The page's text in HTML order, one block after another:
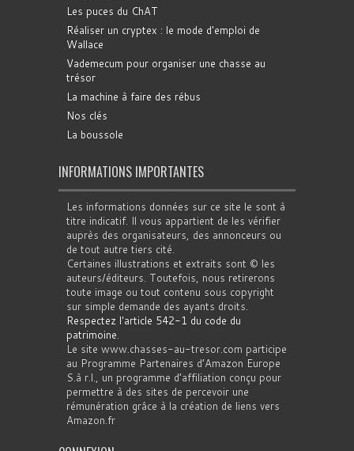
Les puces du ChAT
Réaliser un cryptex : le mode d'emploi de
Wallace
Vademecum pour organiser une chasse au
trésor
La machine à faire des rébus
Nos clés
La boussole
INFORMATIONS IMPORTANTES
Les informations données sur ce site le sont à
titre indicatif. Il vous appartient de les vérifier
auprès des organisateurs, des annonceurs ou
de tout autre tiers cité.
Certaines illustrations et extraits sont © les
auteurs/éditeurs. Toutefois, nous retirerons
toute image ou tout contenu sous copyright
sur simple demande des ayants droits.
Respectez l'article 542-1 du code du
patrimoine.
Le site www.chasses-au-tresor.com participe
au Programme Partenaires d’Amazon Europe
S.à r.l., un programme d’affiliation conçu pour
permettre à des sites de percevoir une
rémunération grâce à la création de liens vers
Amazon.fr